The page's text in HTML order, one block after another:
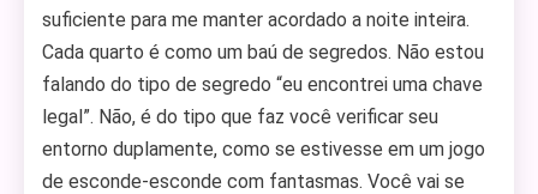
suficiente para me manter acordado a noite inteira.
Cada quarto é como um baú de segredos. Não estou
falando do tipo de segredo “eu encontrei uma chave
legal”. Não, é do tipo que faz você verificar seu
entorno duplamente, como se estivesse em um jogo
de esconde-esconde com fantasmas. Você vai se